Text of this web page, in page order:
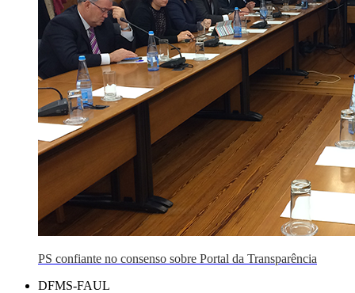
PS confiante no consenso sobre Portal da Transparência
DFMS-FAUL